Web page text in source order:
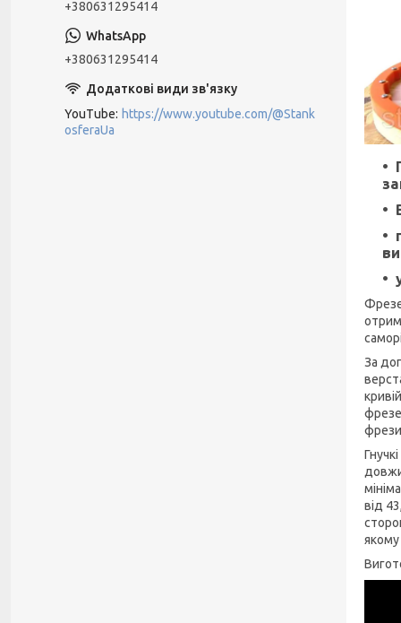
За
фрези
від
якому
+380631295414
+380631295414
YouTube
https://www.youtube.com/@Stank
osferaUa